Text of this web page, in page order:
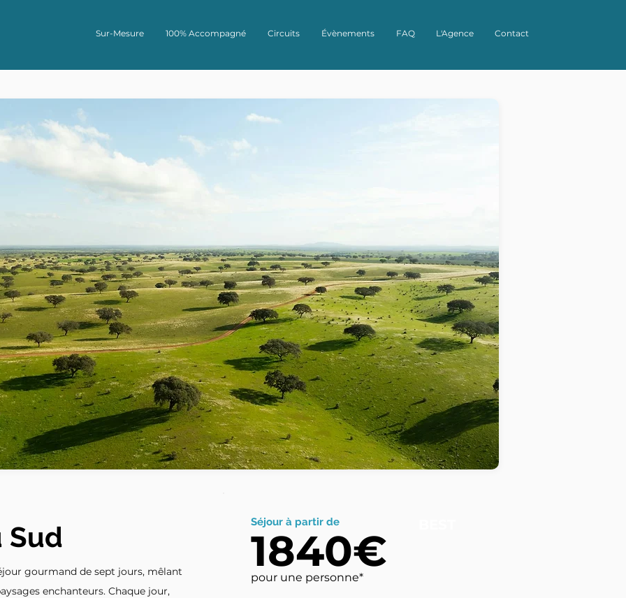
Sur-Mesure 100% Accompagné Circuits Évènements FAQ L'Agence Contact
Sud
gourmand de sept jours, mêlant
enchanteurs. Chaque jour,
Séjour à partir de
1840€
pour une personne*